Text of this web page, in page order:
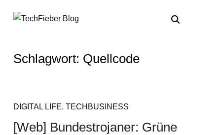
Schlagwort: Quellcode
DIGITAL LIFE, TECHBUSINESS
[Web] Bundestrojaner: Grüne